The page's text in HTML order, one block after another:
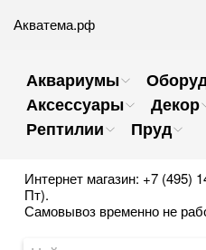
Акватема.рф
Аквариумы
Аксессуары
Декор
Рептилии
Пруд
Интернет магазин: +7 (495)
Пт).
Самовывоз временно не